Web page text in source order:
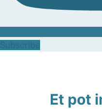
Et pot